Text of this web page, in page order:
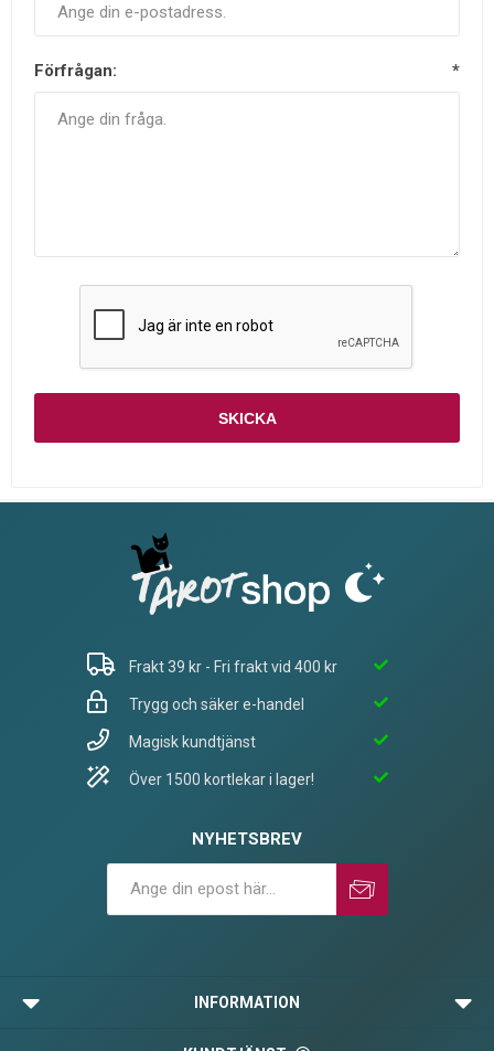
Förfrågan: *
Frakt 39 kr - Fri frakt vid 400 kr
Trygg och säker e-handel
Magisk kundtjänst
Över 1500 kortlekar i lager!
NYHETSBREV
INFORMATION